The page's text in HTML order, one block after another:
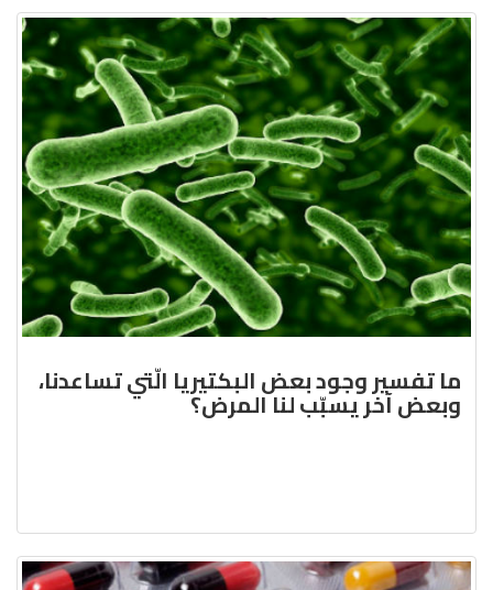
ما تفسير وجود بعض البكتيريا الّتي تساعدنا،
وبعض آخر يسبّب لنا المرض؟